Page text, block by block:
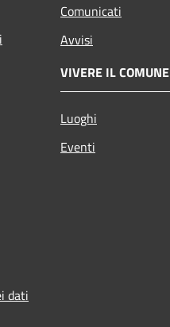
Comunicati
Avvisi
VIVERE IL COMUNE
Luoghi
Eventi
dati